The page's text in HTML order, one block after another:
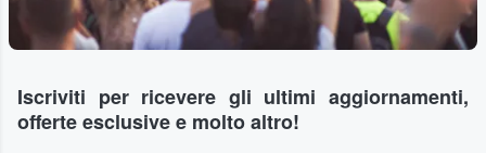
Iscriviti per ricevere gli ultimi aggiornamenti,
offerte esclusive e molto altro!